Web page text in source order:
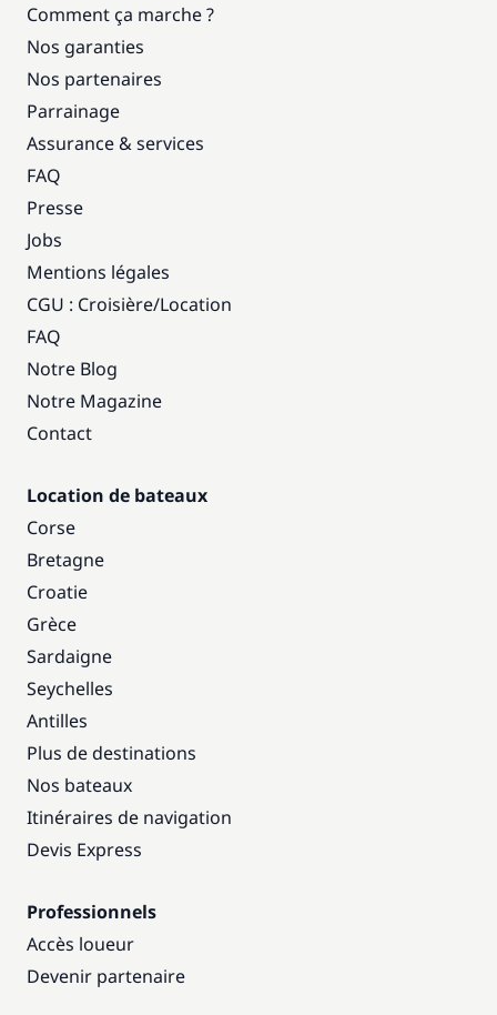
Comment ça marche ?
Nos garanties
Nos partenaires
Parrainage
Assurance & services
FAQ
Presse
Jobs
Mentions légales
CGU : Croisière/Location
FAQ
Notre Blog
Notre Magazine
Contact
Location de bateaux
Corse
Bretagne
Croatie
Grèce
Sardaigne
Seychelles
Antilles
Plus de destinations
Nos bateaux
Itinéraires de navigation
Devis Express
Professionnels
Accès loueur
Devenir partenaire